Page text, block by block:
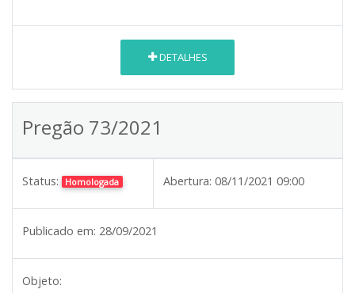
DETALHES
Pregão 73/2021
Status: Homologada Abertura: 08/11/2021 09:00
Publicado em: 28/09/2021
Objeto: